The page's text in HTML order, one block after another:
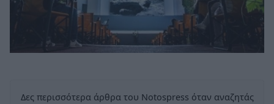
Δες περισσότερα άρθρα του Notospress όταν αναζητάς